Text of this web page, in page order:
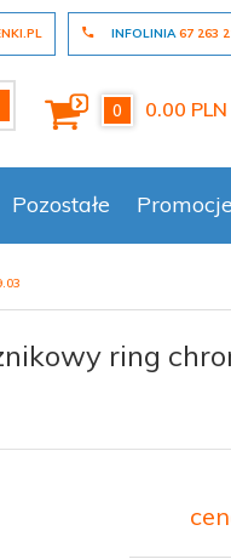
INFOLINIA67 263
0 0.00 PLN
Pozostałe Promocje
ring